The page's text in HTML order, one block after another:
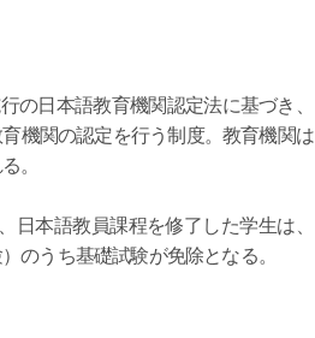
の日本語教育機関認定法に基づき、
機関の認定を行う制度。教育機関は
。
本語教員課程を修了した学生は、
のうち基礎試験が免除となる。